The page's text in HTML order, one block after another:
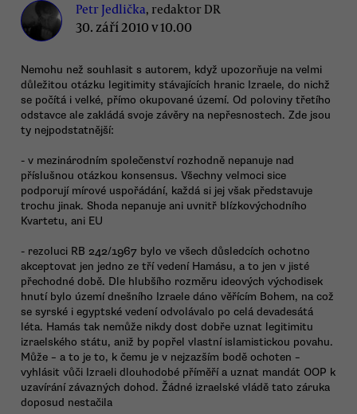
Petr Jedlička, redaktor DR
30. září 2010 v 10.00
Nemohu než souhlasit s autorem, když upozorňuje na velmi
důležitou otázku legitimity stávajících hranic Izraele, do nichž
se počítá i velké, přímo okupované území. Od poloviny třetího
odstavce ale zakládá svoje závěry na nepřesnostech. Zde jsou
ty nejpodstatnější:
- v mezinárodním společenství rozhodně nepanuje nad
příslušnou otázkou konsensus. Všechny velmoci sice
podporují mírové uspořádání, každá si jej však představuje
trochu jinak. Shoda nepanuje ani uvnitř blízkovýchodního
Kvartetu, ani EU
- rezoluci RB 242/1967 bylo ve všech důsledcích ochotno
akceptovat jen jedno ze tří vedení Hamásu, a to jen v jisté
přechodné době. Dle hlubšího rozměru ideových východisek
hnutí bylo území dnešního Izraele dáno věřícím Bohem, na což
se syrské i egyptské vedení odvolávalo po celá devadesátá
léta. Hamás tak nemůže nikdy dost dobře uznat legitimitu
izraelského státu, aniž by popřel vlastní islamistickou povahu.
Může – a to je to, k čemu je v nejzazším bodě ochoten –
vyhlásit vůči Izraeli dlouhodobé příměří a uznat mandát OOP k
uzavírání závazných dohod. Žádné izraelské vládě tato záruka
doposud nestačila